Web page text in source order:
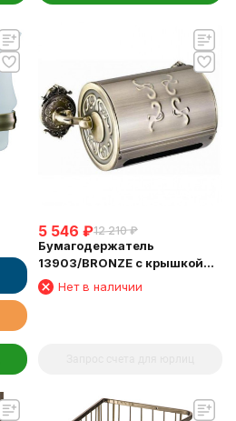
5 546 ₽12 210 ₽
Бумагодержатель
13903/BRONZE с крышкой
закрытый
Нет в наличии